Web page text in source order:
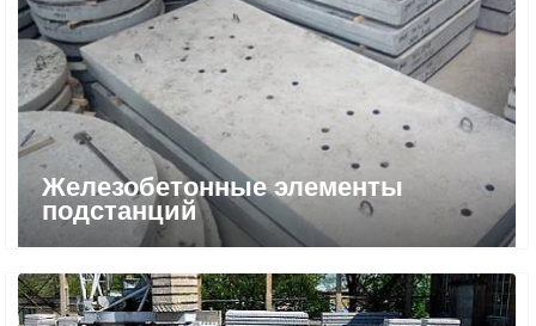
Железобетонные элементы
подстанций